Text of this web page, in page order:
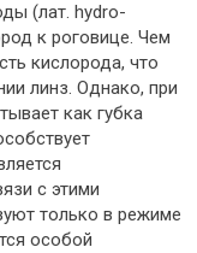
(лат. hydro-
к роговице. Чем
кислорода, что
линз. Однако, при
как губка
с этими
только в режиме
особой